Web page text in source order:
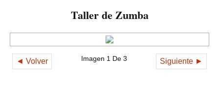
Taller de Zumba
◄ Volver Siguiente ►
Imagen 1 De 3